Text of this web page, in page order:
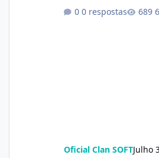
0 respostas
Oficial Clan SOFTJulho